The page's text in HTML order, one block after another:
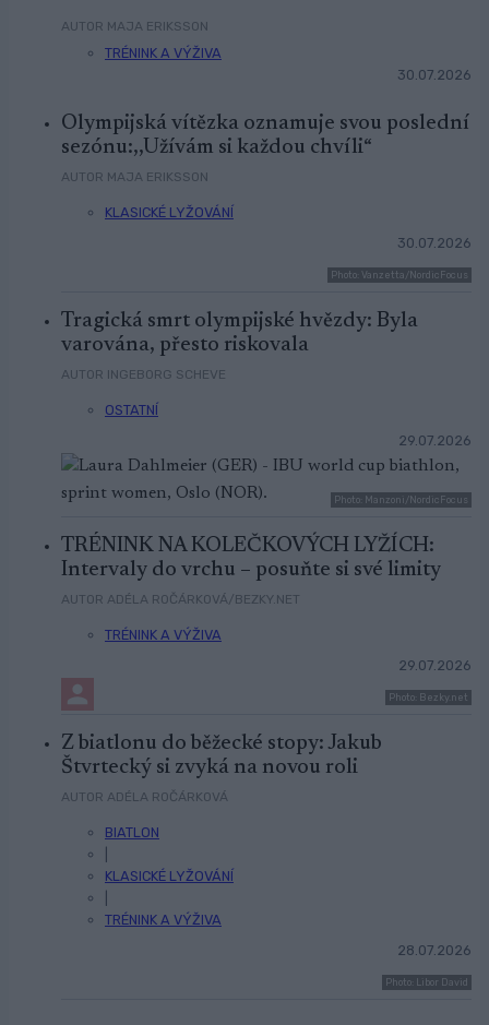
AUTOR MAJA ERIKSSON
TRÉNINK A VÝŽIVA
30.07.2026
Olympijská vítězka oznamuje svou poslední
sezónu:,,Užívám si každou chvíli“
AUTOR MAJA ERIKSSON
KLASICKÉ LYŽOVÁNÍ
30.07.2026
Photo: Vanzetta/NordicFocus
Tragická smrt olympijské hvězdy: Byla
varována, přesto riskovala
AUTOR INGEBORG SCHEVE
OSTATNÍ
29.07.2026
Photo: Manzoni/NordicFocus
TRÉNINK NA KOLEČKOVÝCH LYŽÍCH:
Intervaly do vrchu – posuňte si své limity
AUTOR ADÉLA ROČÁRKOVÁ/BEZKY.NET
TRÉNINK A VÝŽIVA
29.07.2026
Photo: Bezky.net
Z biatlonu do běžecké stopy: Jakub
Štvrtecký si zvyká na novou roli
AUTOR ADÉLA ROČÁRKOVÁ
BIATLON
KLASICKÉ LYŽOVÁNÍ
TRÉNINK A VÝŽIVA
28.07.2026
Photo: Libor David